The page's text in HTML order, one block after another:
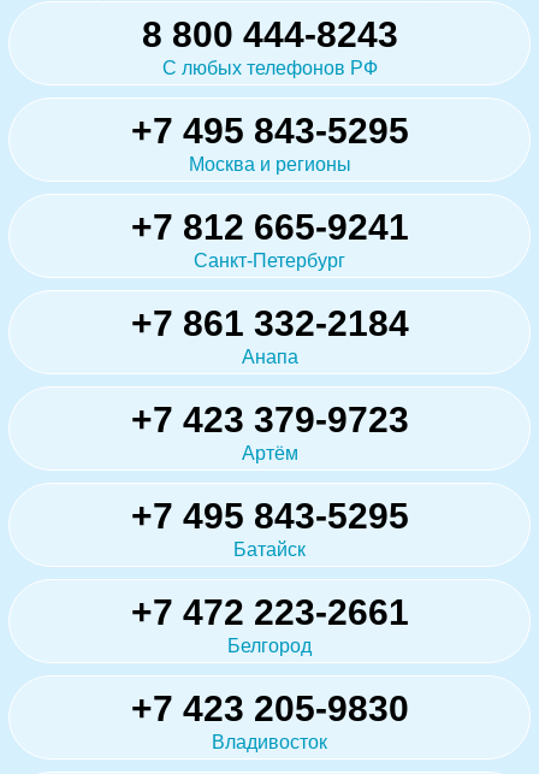
8 800 444-8243
С любых телефонов РФ
+7 495 843-5295
Москва и регионы
+7 812 665-9241
Санкт-Петербург
+7 861 332-2184
Анапа
+7 423 379-9723
Артём
+7 495 843-5295
Батайск
+7 472 223-2661
Белгород
+7 423 205-9830
Владивосток